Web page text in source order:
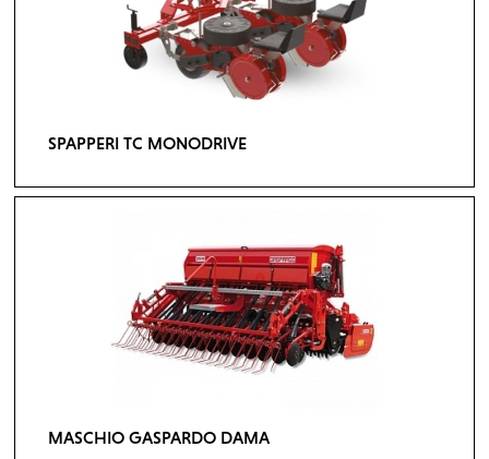
SPAPPERI TC MONODRIVE
MASCHIO GASPARDO DAMA